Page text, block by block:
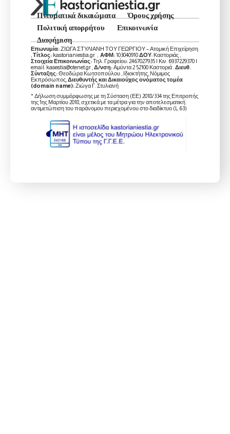
Πνευματικά δικαιώματα
Όρους χρήσης
Πολιτική απορρήτου
Επικοινωνία
Διαφήμιση
Επωνυμία:ΖΙΩΓΑ ΣΤΥΛΙΑΝΗ ΤΟΥ ΓΕΩΡΓΙΟΥ – Ατομική Επιχείρηση
Τίτλος: kastorianiestia.gr , ΑΦΜ:103040910ΔΟΥ: Καστοριάς ,
Στοιχεία Επικοινωνίας:Τηλ. Γραφείου: 2467027935 | Κιν. 6937229370 |
email: kasestia@otenet.gr , Δ/νση:Αμύντα 2 52100 Καστοριά . Διευθ.
Σύνταξης:Θεοδώρα Κωτσοπούλου , Ιδιοκτήτης, Νόμιμος
Εκπρόσωπος, Διευθυντής και Δικαιούχος ονόματος τομέα
(domain name):Ζιώγα Γ. Στυλιανή
* Δήλωση συμμόρφωσης με τη Σύσταση (ΕΕ) 2018/334 της Επιτροπής
της 1ης Μαρτίου 2018, σχετικά με τα μέτρα για την αποτελεσματική
αντιμετώπιση του παράνομου περιεχομένου στο διαδίκτυο (L 63)